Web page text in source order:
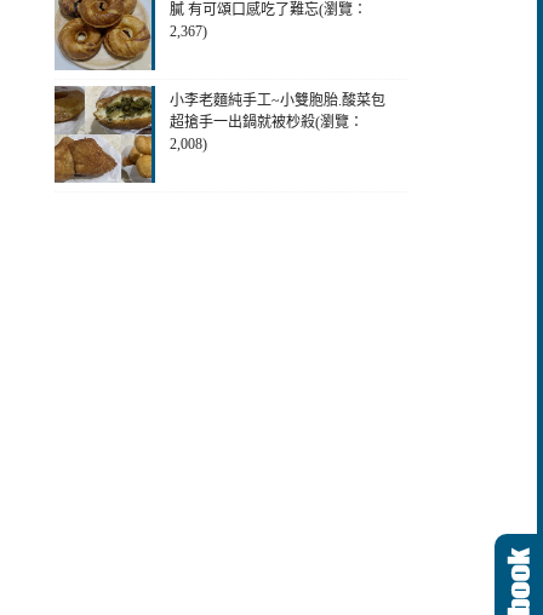
膩 有可頌口感吃了難忘(瀏覽：
2,367)
小李老麵純手工~小雙胞胎.酸菜包
超搶手一出鍋就被杪殺(瀏覽：
2,008)